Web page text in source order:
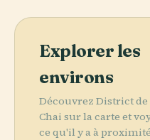
Explorer les
environs
Découvrez District de
Chai sur la carte et
ce qu'il y a à